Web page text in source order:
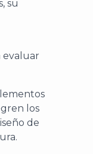
su
evaluar
los
de